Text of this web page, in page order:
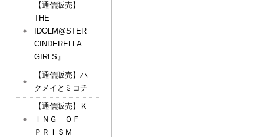
【通信販売】
THE
IDOLM@STER
CINDERELLA
GIRLS』
【通信販売】ハ
クメイとミコチ
【通信販売】Ｋ
ＩＮＧ ＯＦ
ＰＲＩＳＭ